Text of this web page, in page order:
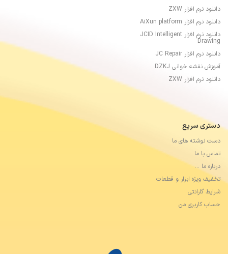
دانلود نرم افزار ZXW
دانلود نرم افزار AiXun platform
دانلود نرم افزار JCID Intelligent
Drawing
دانلود نرم افزار JC Repair
آموزش نقشه خوانی DZKJ
دانلود نرم افزار ZXW
دستری سریع
دست نوشته های ما
تماس با ما
درباره ما …
تخفیف ویژه ابزار و قطعات
شرایط گارانتی
حساب کاربری من